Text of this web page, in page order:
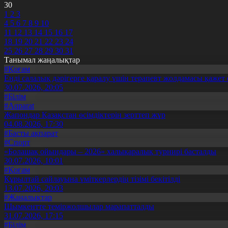
30
1 2 3
4 5 6 7 8 9 10
11 12 13 14 15 16 17
18 19 20 21 22 23 24
25 26 27 28 29 30 31
Танымал жаңалықтар
#Қоғам
Енді салалық дәрігерге қаралу үшін терапевт жолдамасы қажет
30.07.2026, 20:05
#Білім
#Aqparat
Жапондар Қазақстан өсімдіктерін зерттеп жүр
04.08.2026, 17:30
#Басты ақпарат
#Спорт
«Болашақ ойындары – 2026» халықаралық турнирі басталды
30.07.2026, 10:01
#Қоғам
Құрылтай сайлауына үміткерлердің тізімі бекітілді
13.07.2026, 20:03
#Жаңалықтар
Шымкентте теміржолшылар марапатталды
31.07.2026, 17:15
#Білім